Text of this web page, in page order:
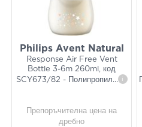
Philips Avent Natural
Response Air Free Vent
Bottle 3-6m 260ml, код
SCY673/82 - Полипропил... i
Препоръчителна цена на
дребно